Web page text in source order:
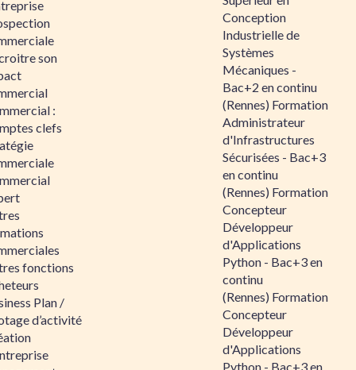
son
:
clefs
fonctions
Plan /
d’activité
Conception
Industrielle de
Systèmes
Mécaniques -
Bac+2 en continu
(Rennes) Formation
Administrateur
d'Infrastructures
Sécurisées - Bac+3
en continu
(Rennes) Formation
Concepteur
Développeur
d'Applications
Python - Bac+3 en
continu
(Rennes) Formation
Concepteur
Développeur
d'Applications
Python - Bac+3 en